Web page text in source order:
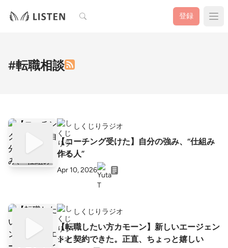
検索 登録
#転職相談
しくじりラジオ
【コーチング受けた】自分の強み、“仕組み
作る人”
Apr 10, 2026
しくじりラジオ
【転職したい方カモーン】新しいエージェン
トと契約できた。正直、ちょっと嬉しい